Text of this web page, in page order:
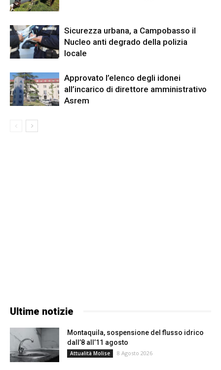
Sicurezza urbana, a Campobasso il
Nucleo anti degrado della polizia
locale
Approvato l’elenco degli idonei
all’incarico di direttore amministrativo
Asrem
Ultime notizie
Montaquila, sospensione del flusso idrico
dall’8 all’11 agosto
Attualità Molise 8 Agosto 2026